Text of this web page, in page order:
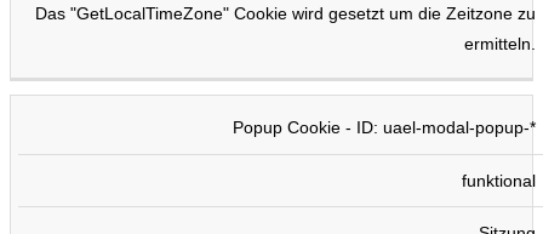
Das "GetLocalTimeZone" Cookie wird gesetzt um die Zeitzone zu
ermitteln.
Popup Cookie - ID: uael-modal-popup-*
funktional